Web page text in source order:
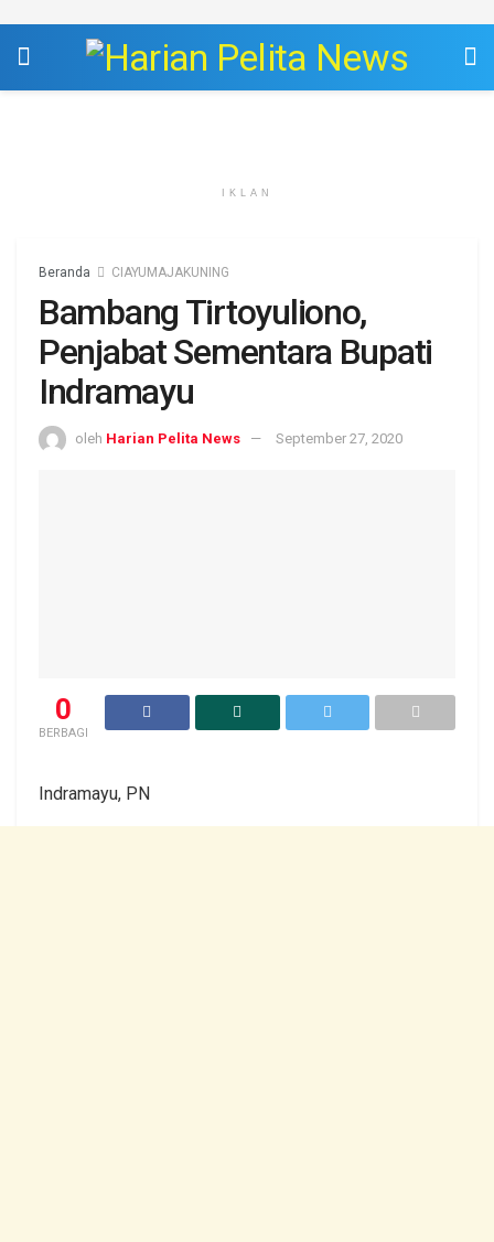
IKLAN
Beranda CIAYUMAJAKUNING
Bambang Tirtoyuliono,
Penjabat Sementara Bupati
Indramayu
oleh Harian Pelita News September 27, 2020
0
BERBAGI
Indramayu, PN